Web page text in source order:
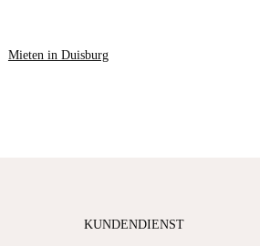
Mieten in Duisburg
KUNDENDIENST